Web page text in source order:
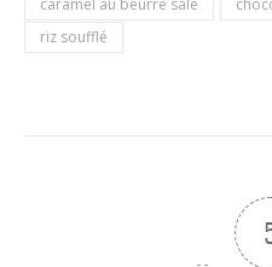
riz soufflé